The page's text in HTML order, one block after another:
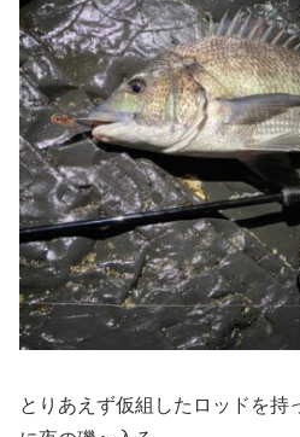
とりあえず仮組したロッドを持